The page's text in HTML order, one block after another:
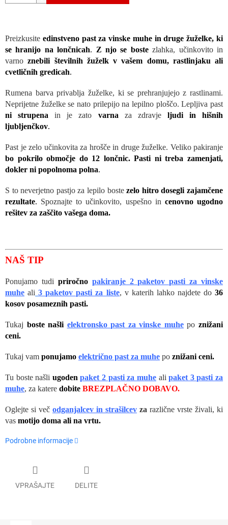
Preizkusite edinstveno past za vinske muhe in druge žuželke, ki
se hranijo na lončnicah. Z njo se bostezlahka, učinkovito in
varnoznebili številnih žuželk v vašem domu, rastlinjaku ali
cvetličnih gredicah.
Rumena barva privablja žuželke, ki se prehranjujejo z rastlinami.
Neprijetne žuželke se nato prilepijo na lepilno ploščo. Lepljiva past
ni strupenain je zato varna za zdravje ljudi in hišnih
ljubljenčkov.
Past je zelo učinkovita za hrošče in druge žuželke. Veliko pakiranje
bo pokrilo območje do 12 lončnic. Pasti ni treba zamenjati,
dokler ni popolnoma polna.
S to neverjetno pastjo za lepilo bostezelo hitro dosegli zajamčene
rezultate. Spoznajte to učinkovito, uspešno in cenovno ugodno
rešitev za zaščito vašega doma.
NAŠ TIP
Ponujamo tudi priročno pakiranje 2 paketov pasti za vinske
muhe ali 3 paketov pasti za liste, v katerih lahko najdete do36
kosov posameznih pasti.
Tukaj boste našli elektronsko past za vinske muhepoznižani
ceni.
Tukaj vam ponujamo električno past za muhe po znižani ceni.
Tu boste našli ugodenpaket 2 pasti za muhe ali paket 3 pasti za
muhe, za katere dobite BREZPLAČNO DOBAVO.
Oglejte si več odganjalcev in strašilcev za različne vrste živali, ki
vas motijo doma ali na vrtu.
Podrobne informacije
VPRAŠAJTE DELITE